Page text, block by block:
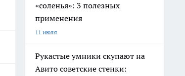
«соленья»: 3 полезных
применения
11 июля
Рукастые умники скупают на
Авито советские стенки: